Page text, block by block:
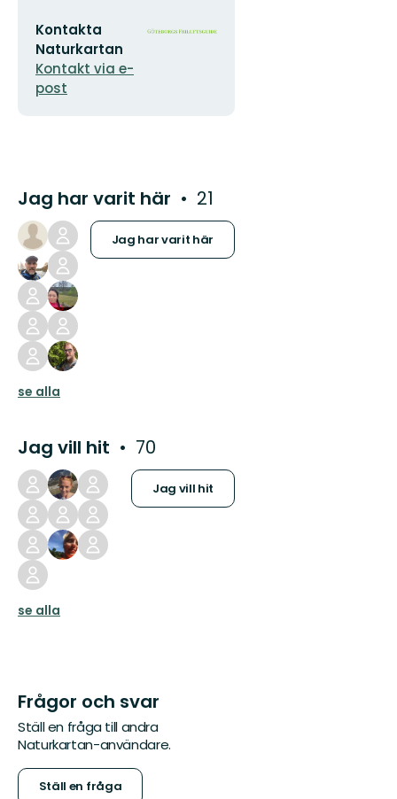
E-
postadress
Kontakta
Naturkartan
Kontakt via e-
post
Organisationens
Jag har varit här 21
Jag har varit här
se alla
Jag vill hit 70
Jag vill hit
se alla
Frågor och svar
Ställ en fråga till andra
Naturkartan-användare.
Ställ en fråga